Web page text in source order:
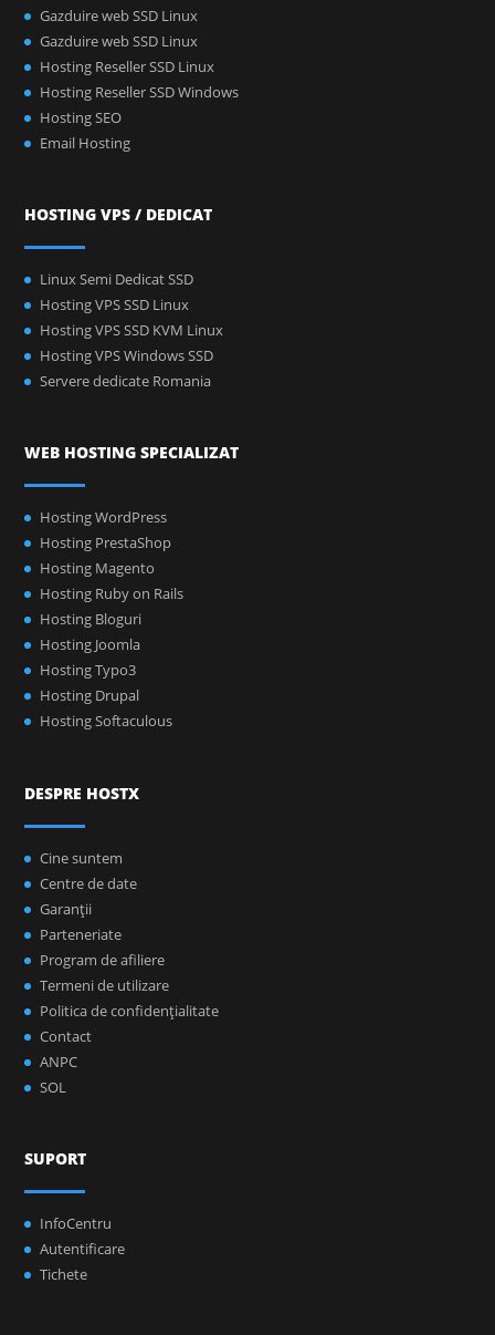
Gazduire web SSD Linux
Gazduire web SSD Linux
Hosting Reseller SSD Linux
Hosting Reseller SSD Windows
Hosting SEO
Email Hosting
HOSTING VPS / DEDICAT
Linux Semi Dedicat SSD
Hosting VPS SSD Linux
Hosting VPS SSD KVM Linux
Hosting VPS Windows SSD
Servere dedicate Romania
WEB HOSTING SPECIALIZAT
Hosting WordPress
Hosting PrestaShop
Hosting Magento
Hosting Ruby on Rails
Hosting Bloguri
Hosting Joomla
Hosting Typo3
Hosting Drupal
Hosting Softaculous
DESPRE HOSTX
Cine suntem
Centre de date
Garanţii
Parteneriate
Program de afiliere
Termeni de utilizare
Politica de confidenţialitate
Contact
ANPC
SOL
SUPORT
InfoCentru
Autentificare
Tichete